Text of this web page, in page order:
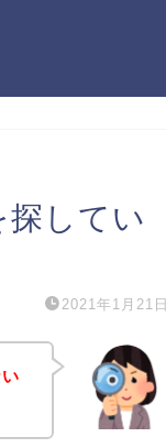
してい
2021年1月21日